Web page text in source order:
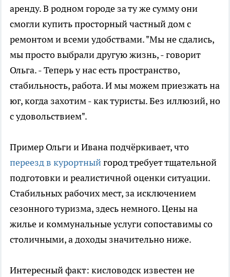
аренду. В родном городе за ту же сумму они
смогли купить просторный частный дом с
ремонтом и всеми удобствами. "Мы не сдались,
мы просто выбрали другую жизнь, - говорит
Ольга. - Теперь у нас есть пространство,
стабильность, работа. И мы можем приезжать на
юг, когда захотим - как туристы. Без иллюзий, но
с удовольствием".
Пример Ольги и Ивана подчёркивает, что
переезд в курортныйгород требует тщательной
подготовки и реалистичной оценки ситуации.
Стабильных рабочих мест, за исключением
сезонного туризма, здесь немного. Цены на
жилье и коммунальные услуги сопоставимы со
столичными, а доходы значительно ниже.
Интересный факт: кисловодск известен не